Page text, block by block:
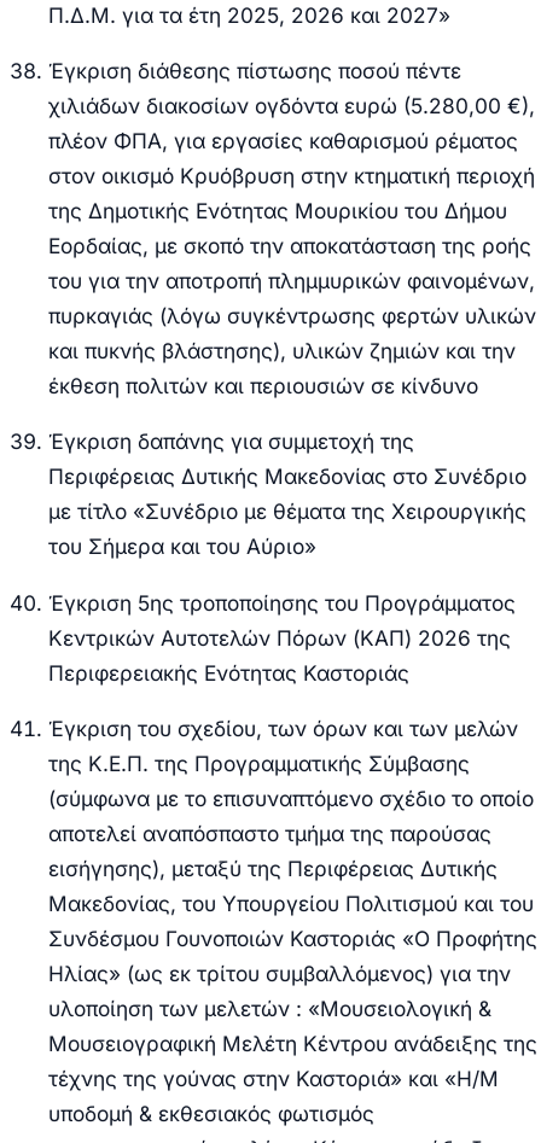
Π.Δ.Μ. για τα έτη 2025, 2026 και 2027»
Έγκριση διάθεσης πίστωσης ποσού πέντε
χιλιάδων διακοσίων ογδόντα ευρώ (5.280,00 €),
πλέον ΦΠΑ, για εργασίες καθαρισμού ρέματος
στον οικισμό Κρυόβρυση στην κτηματική περιοχή
της Δημοτικής Ενότητας Μουρικίου του Δήμου
Εορδαίας, με σκοπό την αποκατάσταση της ροής
του για την αποτροπή πλημμυρικών φαινομένων,
πυρκαγιάς (λόγω συγκέντρωσης φερτών υλικών
και πυκνής βλάστησης), υλικών ζημιών και την
έκθεση πολιτών και περιουσιών σε κίνδυνο
Έγκριση δαπάνης για συμμετοχή της
Περιφέρειας Δυτικής Μακεδονίας στο Συνέδριο
με τίτλο «Συνέδριο με θέματα της Χειρουργικής
του Σήμερα και του Αύριο»
Έγκριση 5ης τροποποίησης του Προγράμματος
Κεντρικών Αυτοτελών Πόρων (ΚΑΠ) 2026 της
Περιφερειακής Ενότητας Καστοριάς
Έγκριση του σχεδίου, των όρων και των μελών
της Κ.Ε.Π. της Προγραμματικής Σύμβασης
(σύμφωνα με το επισυναπτόμενο σχέδιο το οποίο
αποτελεί αναπόσπαστο τμήμα της παρούσας
εισήγησης), μεταξύ της Περιφέρειας Δυτικής
Μακεδονίας, του Υπουργείου Πολιτισμού και του
Συνδέσμου Γουνοποιών Καστοριάς «Ο Προφήτης
Ηλίας» (ως εκ τρίτου συμβαλλόμενος) για την
υλοποίηση των μελετών : «Μουσειολογική &
Μουσειογραφική Μελέτη Κέντρου ανάδειξης της
τέχνης της γούνας στην Καστοριά» και «Η/Μ
υποδομή & εκθεσιακός φωτισμός